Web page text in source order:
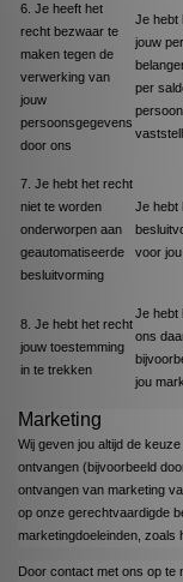
6. Je heeft het
recht bezwaar te
maken tegen de
verwerking van
jouw
persoonsgegevens
door ons
Je hebt
jouw
per
7. Je hebt het recht
niet te worden
onderworpen aan
geautomatiseerde
besluitvorming
Je hebt
voor
8. Je hebt het recht
jouw toestemming
in te trekken
Je hebt
ons
jou
Marketing
Wij geven jou altijd de
ontvangen (bijvoorbeeld
ontvangen van marketing
op onze gerechtvaardigde
marketingdoeleinden, zoals
Door contact met ons op te